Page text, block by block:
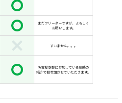
まだフリーターですが、よろしく
お願いします。
すいません。。。
名古屋支部に参加している川崎の
紹介で初参加させていただきます。